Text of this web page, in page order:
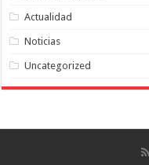
Actualidad
Noticias
Uncategorized